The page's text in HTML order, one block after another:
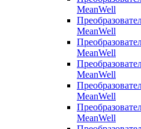
MeanWell
MeanWell
MeanWell
MeanWell
MeanWell
MeanWell